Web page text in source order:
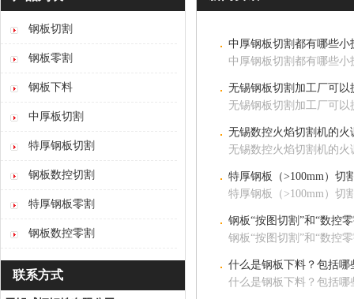
钢板切割
钢板零割
钢板下料
中厚板切割
特厚钢板切割
钢板数控切割
特厚钢板零割
钢板数控零割
联系方式
中厚钢板切割都有哪些小
中厚钢板切割都有哪些小
无锡钢板切割加工厂可以
无锡钢板切割加工厂可以
无锡数控火焰切割机的火
无锡数控火焰切割机的火
特厚钢板（>100mm）切
特厚钢板（>100mm）切
钢板“按图切割”和“数控
钢板“按图切割”和“数控
什么是钢板下料？包括哪
什么是钢板下料？包括哪